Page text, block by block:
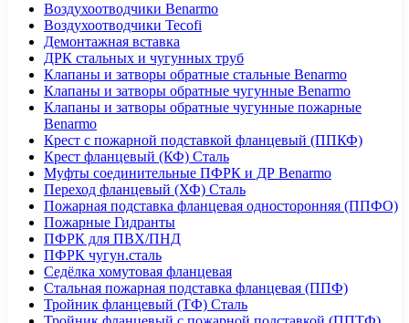
Воздухоотводчики Benarmo
Воздухоотводчики Tecofi
Демонтажная вставка
ДРК стальных и чугунных труб
Клапаны и затворы обратные стальные Benarmo
Клапаны и затворы обратные чугунные Benarmo
Клапаны и затворы обратные чугунные пожарные
Benarmo
Крест с пожарной подставкой фланцевый (ППКФ)
Крест фланцевый (КФ) Сталь
Муфты соединительные ПФРК и ДР Benarmo
Переход фланцевый (ХФ) Сталь
Пожарная подставка фланцевая односторонняя (ППФО)
Пожарные Гидранты
ПФРК для ПВХ/ПНД
ПФРК чугун.сталь
Седёлка хомутовая фланцевая
Стальная пожарная подставка фланцевая (ППФ)
Тройник фланцевый (ТФ) Сталь